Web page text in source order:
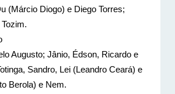
(Márcio Diogo) e Diego Torres;
Augusto; Jânio, Édson, Ricardo e
Sandro, Lei (Leandro Ceará) e
Berola) e Nem.